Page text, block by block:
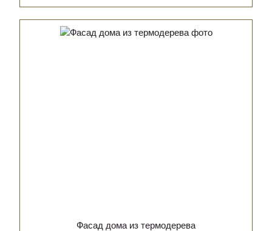
Фасад дома из термодерева